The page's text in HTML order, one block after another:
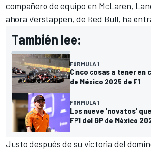
compañero de equipo en McLaren,
ahora Verstappen, de Red Bull, ha
También lee:
FÓRMULA 1
Cinco cosas a tener en
de México 2025 de F1
FÓRMULA 1
Los nueve 'novatos'
FP1 del GP de México
Justo después de su victoria del